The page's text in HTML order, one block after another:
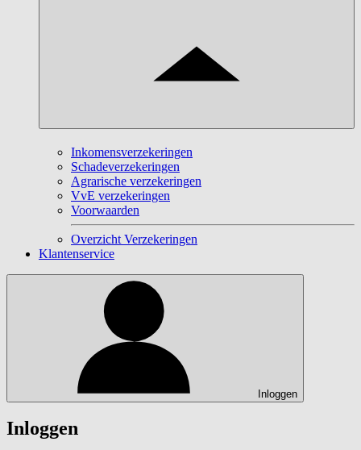
Inkomensverzekeringen
Schadeverzekeringen
Agrarische verzekeringen
VvE verzekeringen
Voorwaarden
Overzicht Verzekeringen
Klantenservice
Inloggen
Inloggen